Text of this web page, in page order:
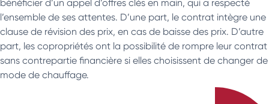
bénéficier d’un appel d’offres clés en main, qui a respecté
l’ensemble de ses attentes. D’une part, le contrat intègre une
clause de révision des prix, en cas de baisse des prix. D’autre
part, les copropriétés ont la possibilité de rompre leur contrat
sans contrepartie financière si elles choisissent de changer de
mode de chauffage.